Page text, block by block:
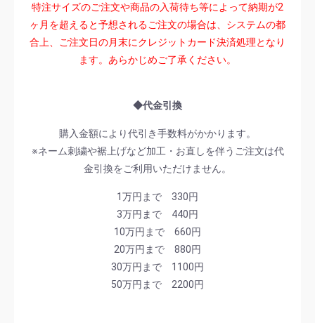
特注サイズのご注文や商品の入荷待ち等によって納期が2
ヶ月を超えると予想されるご注文の場合は、システムの都
合上、ご注文日の月末にクレジットカード決済処理となり
ます。あらかじめご了承ください。
◆代金引換
購入金額により代引き手数料がかかります。
※ネーム刺繍や裾上げなど加工・お直しを伴うご注文は代
金引換をご利用いただけません。
1万円まで 330円
3万円まで 440円
10万円まで 660円
20万円まで 880円
30万円まで 1100円
50万円まで 2200円